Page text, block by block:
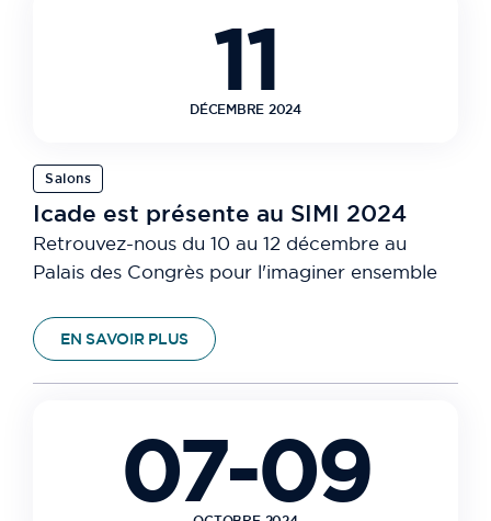
11
DÉCEMBRE 2024
Salons
Icade est présente au SIMI 2024
Retrouvez-nous du 10 au 12 décembre au
Palais des Congrès pour l'imaginer ensemble
EN SAVOIR PLUS
07-09